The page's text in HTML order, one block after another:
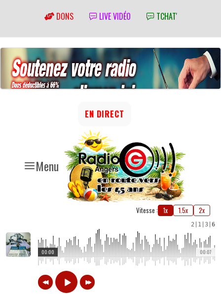
DONS LIVE VIDÉO TCHAT'
Menu
EN DIRECT
Vitesse : 1x 1.5x 2x
2 1 3 6
00:07
00:00